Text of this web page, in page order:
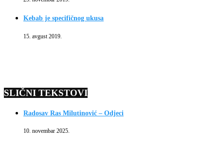
Kebab je specifičnog ukusa
15. avgust 2019.
SLIČNI TEKSTOVI
Radosav Ras Milutinović – Odjeci
10. novembar 2025.